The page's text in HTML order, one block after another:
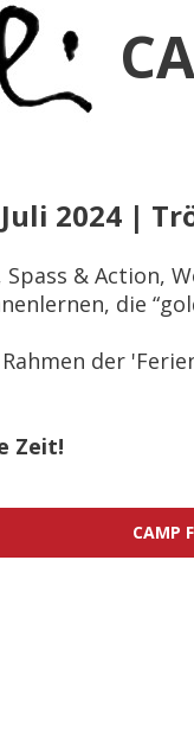
2024 |
& Action,
die
der
Zeit!
CAMP